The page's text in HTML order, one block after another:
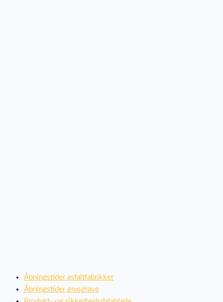
Åbningstider asfaltfabrikker
Åbningstider grusgrave